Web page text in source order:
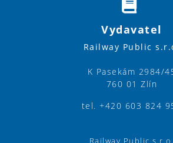
Vydavatel
Railway Public
K Pasekám 2984/
760 01 Zlín
tel. +420 603 824
Railway Public s.r.o.